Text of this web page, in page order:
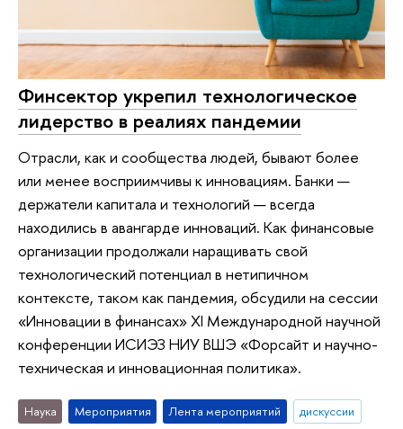
Финсектор укрепил технологическое
лидерство в реалиях пандемии
Отрасли, как и сообщества людей, бывают более
или менее восприимчивы к инновациям. Банки —
держатели капитала и технологий — всегда
находились в авангарде инноваций. Как финансовые
организации продолжали наращивать свой
технологический потенциал в нетипичном
контексте, таком как пандемия, обсудили на сессии
«Инновации в финансах» XI Международной научной
конференции ИСИЭЗ НИУ ВШЭ «Форсайт и научно-
техническая и инновационная политика».
Наука Мероприятия Лента мероприятий
дискуссии